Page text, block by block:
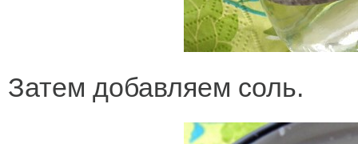
Затем добавляем соль.